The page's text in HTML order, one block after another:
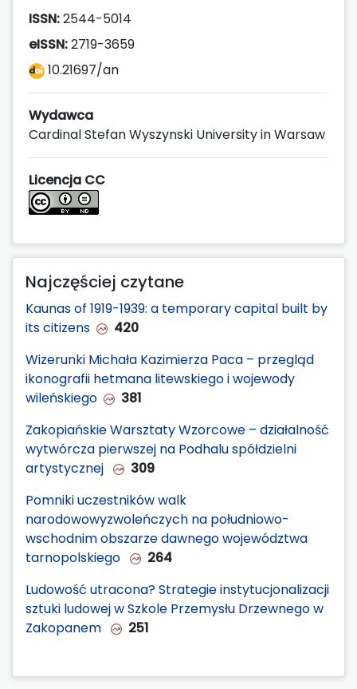
ISSN:2544-5014
eISSN:2719-3659
10.21697/an
Wydawca
Cardinal Stefan Wyszynski University in Warsaw
Licencja CC
Najczęściej czytane
Kaunas of 1919-1939: a temporary capital built by
its citizens
420
Wizerunki Michała Kazimierza Paca – przegląd
ikonografii hetmana litewskiego i wojewody
wileńskiego
381
Zakopiańskie Warsztaty Wzorcowe – działalność
wytwórcza pierwszej na Podhalu spółdzielni
artystycznej
309
Pomniki uczestników walk
narodowowyzwoleńczych na południowo-
wschodnim obszarze dawnego województwa
tarnopolskiego
264
Ludowość utracona? Strategie instytucjonalizacji
sztuki ludowej w Szkole Przemysłu Drzewnego w
Zakopanem
251